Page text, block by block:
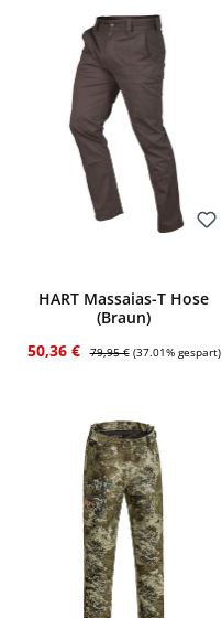
HART Massaias-T Hose
(Braun)
Verkaufspreis:
50,36 € Regulärer Preis:
79,95 € (37.01% gespart)